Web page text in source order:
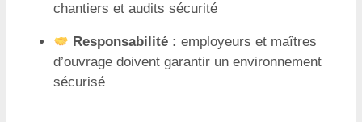
chantiers et audits sécurité
Responsabilité : employeurs et maîtres
d’ouvrage doivent garantir un environnement
sécurisé